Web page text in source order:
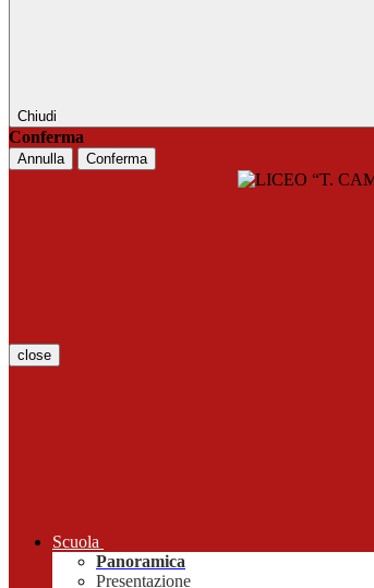
Chiudi
Conferma
Annulla Conferma
close
Scuola
Panoramica
Presentazione